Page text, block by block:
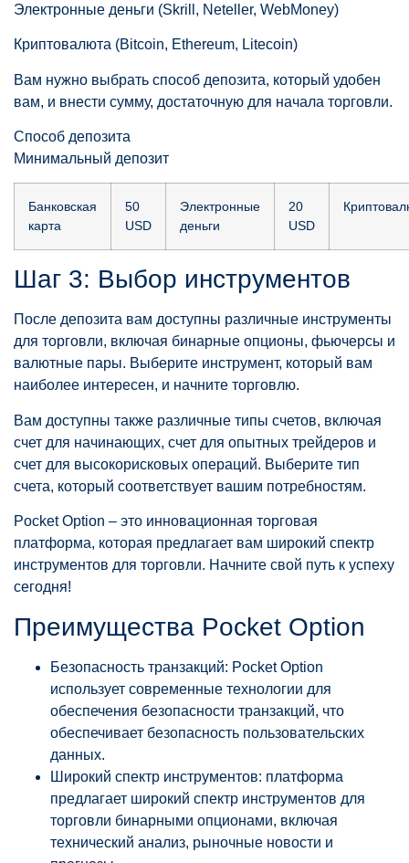
Электронные деньги (Skrill, Neteller, WebMoney)
Криптовалюта (Bitcoin, Ethereum, Litecoin)
Вам нужно выбрать способ депозита, который удобен
вам, и внести сумму, достаточную для начала торговли.
Способ депозита
Минимальный депозит
Банковская
карта
50
USD
Электронные
деньги
20
USD
Шаг 3: Выбор инструментов
После депозита вам доступны различные инструменты
для торговли, включая бинарные опционы, фьючерсы и
валютные пары. Выберите инструмент, который вам
наиболее интересен, и начните торговлю.
Вам доступны также различные типы счетов, включая
счет для начинающих, счет для опытных трейдеров и
счет для высокорисковых операций. Выберите тип
счета, который соответствует вашим потребностям.
Pocket Option – это инновационная торговая
платформа, которая предлагает вам широкий спектр
инструментов для торговли. Начните свой путь к успеху
сегодня!
Преимущества Pocket Option
Безопасность транзакций: Pocket Option
использует современные технологии для
обеспечения безопасности транзакций, что
обеспечивает безопасность пользовательских
данных.
Широкий спектр инструментов: платформа
предлагает широкий спектр инструментов для
торговли бинарными опционами, включая
технический анализ, рыночные новости и